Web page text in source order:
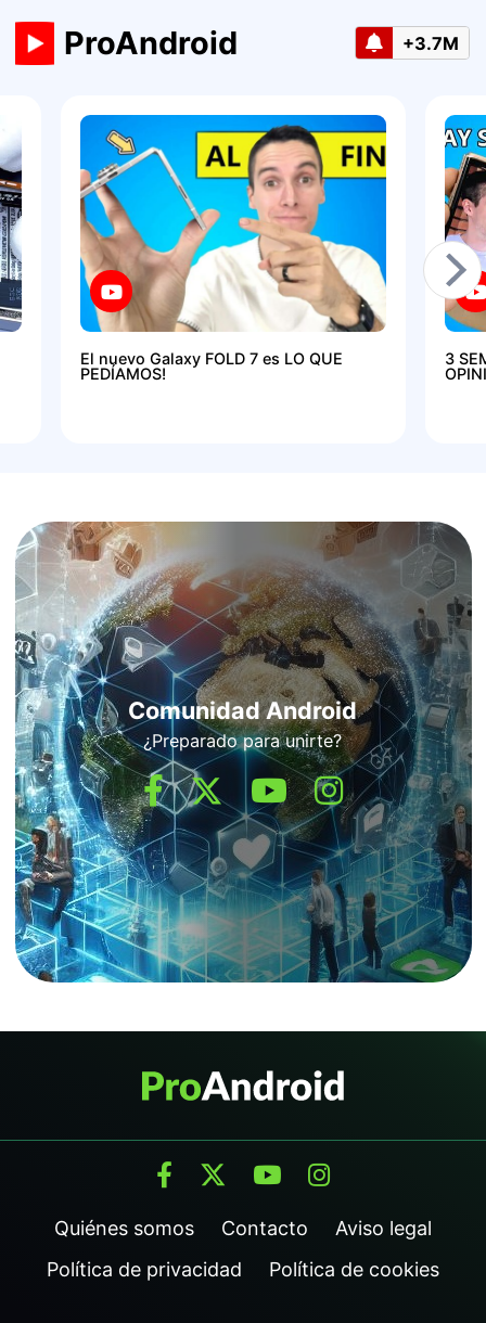
ProAndroid +3.7M
El nuevo Galaxy FOLD 7 es LO QUE
PEDÍAMOS!
3
Comunidad Android
¿Preparado para unirte?
Quiénes somos Contacto
Aviso legal
Política de privacidad
Política de cookies